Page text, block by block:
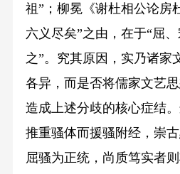
祖”；柳冕《谢杜相公论房
六义尽矣”之由，在于“屈
之”。究其原因，实乃诸家
各异，而是否将儒家文艺
造成上述分歧的核心症结
推重骚体而援骚附经，崇
屈骚为正统，尚质笃实者